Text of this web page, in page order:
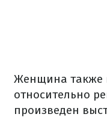
Женщина также
относительно
произведен